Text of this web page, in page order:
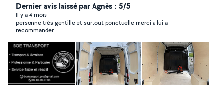
de tout, au départ de Toulouse. Nos prestations : ️
Meubles & canapés Électroménager Pièces
automobiles Matériaux de bricolage Retrait en magasin
(IKEA, Leroy Merlin, etc.) Transport entre particuliers
Livraison pour professionnels Aide à la manutention
possible Intervention rapide et soignée Disponible 7j/7
Toulouse & alentours Région Occitanie Longue distance
partout en France Devis GRATUIT Prix adaptés selon
distance et manutention Sérieux Réactif Professionnel
Dernier avis laissé par Agnès : 5/5
Il y a 4 mois
personne très gentille et surtout ponctuelle merci a lui a
recommander